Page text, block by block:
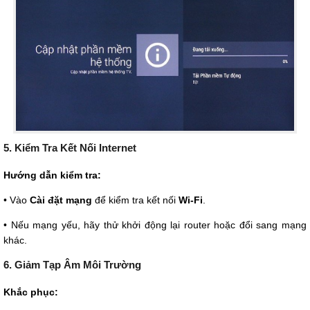
5. Kiểm Tra Kết Nối Internet
Hướng dẫn kiểm tra:
• Vào Cài đặt mạng để kiểm tra kết nối Wi-Fi
• Nếu mạng yếu, hãy thử khởi động lại router hoặc đổi sang mạng
khác.
6. Giảm Tạp Âm Môi Trường
Khắc phục: